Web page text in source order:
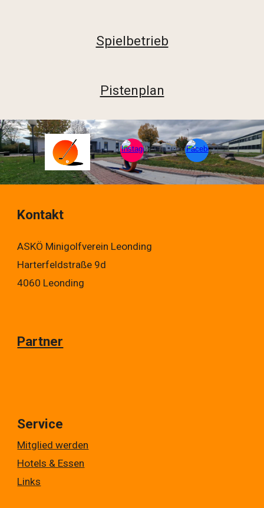
Spielbetrieb
Pistenplan
Kontakt
ASKÖ Minigolfverein Leonding
Harterfeldstraße 9d
4060 Leonding
Partner
Service
Mitglied werden
Hotels & Essen
Links